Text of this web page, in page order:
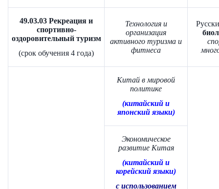
49.03.03 Рекреация и
спортивно-
оздоровительный туризм
(срок обучения 4 года)
Технология и
организация
активного туризма и
фитнеса
Китай в мировой
политике
(китайский и
японский языки)
Экономическое
развитие Китая
(китайский и
корейский языки)
с использованием